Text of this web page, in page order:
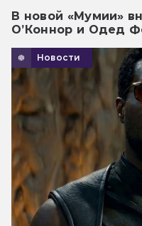
В новой «Мумии»
О’Коннор и Одед
Новости